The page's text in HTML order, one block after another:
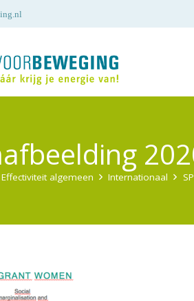
algemeen Internationaal